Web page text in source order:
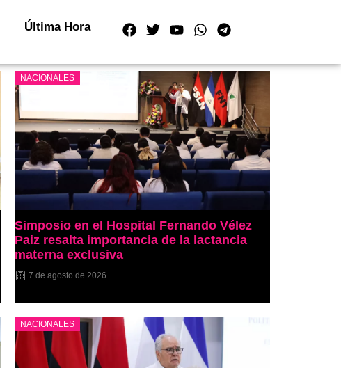
Última Hora
NACIONALES
Simposio en el Hospital Fernando Vélez
Paiz resalta importancia de la lactancia
materna exclusiva
7 de agosto de 2026
NACIONALES